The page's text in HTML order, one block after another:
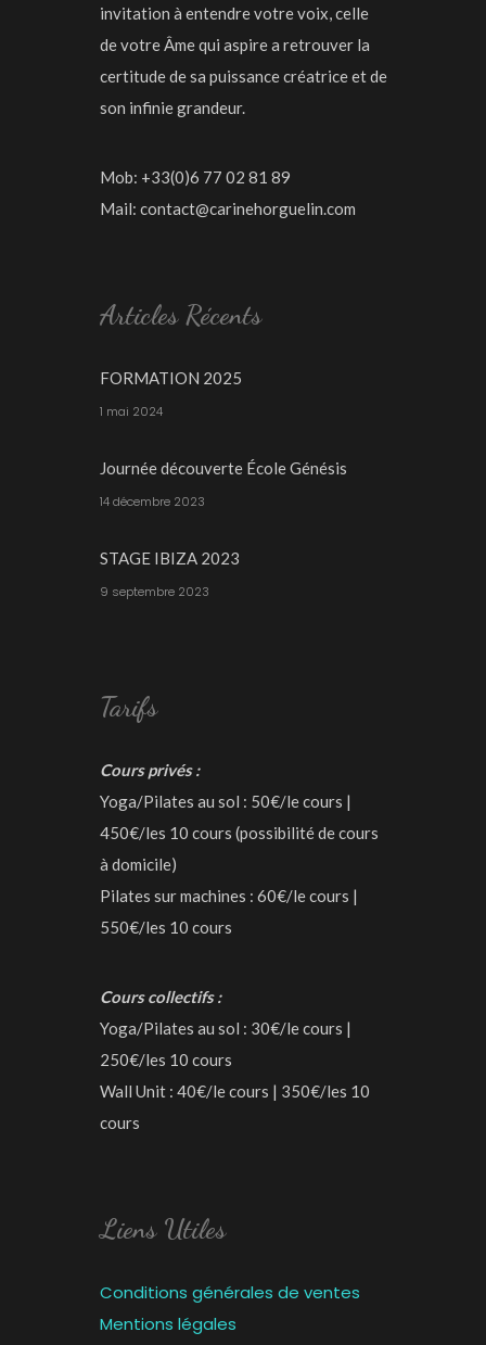
invitation à entendre votre voix, celle
de votre Âme qui aspire a retrouver la
certitude de sa puissance créatrice et de
son infinie grandeur.
Mob: +33(0)6 77 02 81 89
Mail: contact@carinehorguelin.com
Articles Récents
FORMATION 2025
1 mai 2024
Journée découverte École Génésis
14 décembre 2023
STAGE IBIZA 2023
9 septembre 2023
Tarifs
Cours privés :
Yoga/Pilates au sol : 50€/le cours |
450€/les 10 cours (possibilité de cours
à domicile)
Pilates sur machines : 60€/le cours |
550€/les 10 cours
Cours collectifs :
Yoga/Pilates au sol : 30€/le cours |
250€/les 10 cours
Wall Unit : 40€/le cours | 350€/les 10
cours
Liens Utiles
Conditions générales de ventes
Mentions légales